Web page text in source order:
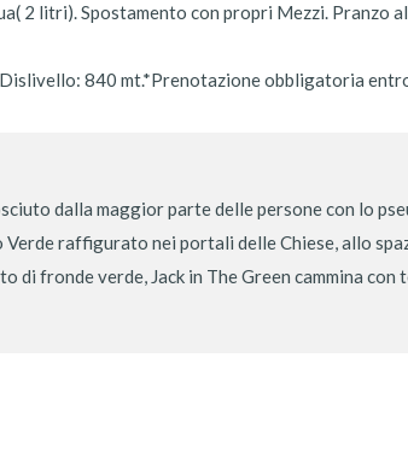
2 litri). Spostamento con propri Mezzi. Pranzo
840 mt.*Prenotazione obbligatoria
dalla maggior parte delle persone con lo
raffigurato nei portali delle Chiese, allo
di fronde verde, Jack in The Green cammina